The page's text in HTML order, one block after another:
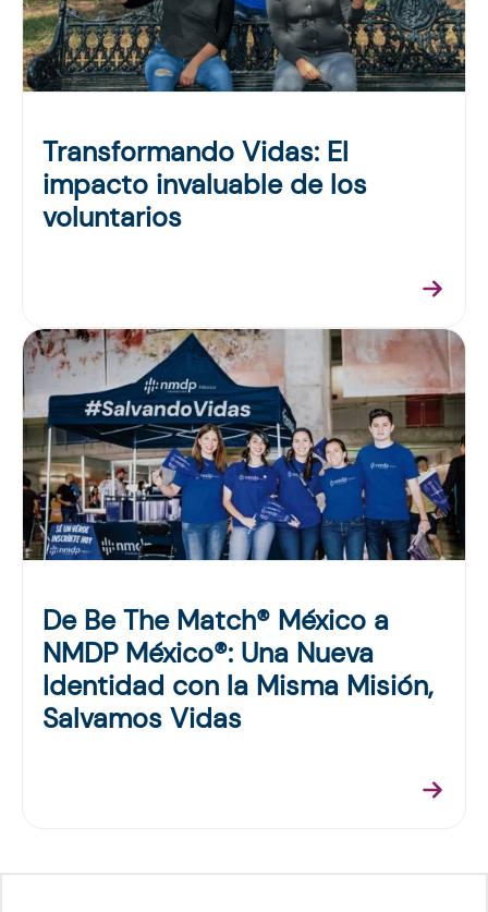
Transformando Vidas: El
impacto invaluable de los
voluntarios
De Be The Match® México a
NMDP México®: Una Nueva
Identidad con la Misma Misión,
Salvamos Vidas